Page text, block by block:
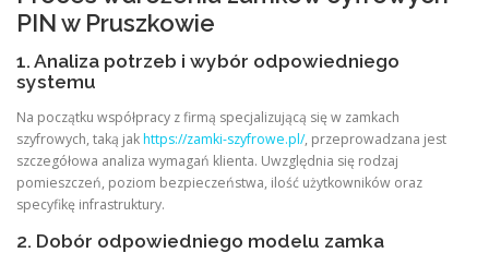
PIN w Pruszkowie
1. Analiza potrzeb i wybór odpowiedniego
systemu
Na początku współpracy z firmą specjalizującą się w zamkach
szyfrowych, taką jakhttps://zamki-szyfrowe.pl/, przeprowadzana jest
szczegółowa analiza wymagań klienta. Uwzględnia się rodzaj
pomieszczeń, poziom bezpieczeństwa, ilość użytkowników oraz
specyfikę infrastruktury.
2. Dobór odpowiedniego modelu zamka